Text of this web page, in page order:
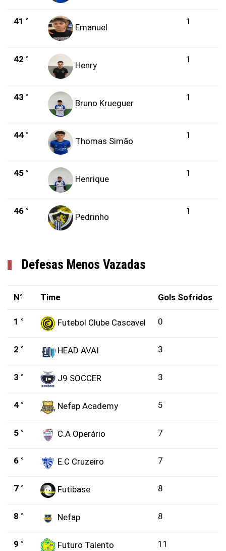
41 °
Emanuel
1
42 °
Henry
1
43 °
Bruno Krueguer
1
44 °
Thomas Simão
1
45 °
Henrique
1
46 °
Pedrinho
1
Defesas Menos Vazadas
N° Time Gols Sofridos
1 ° Futebol Clube Cascavel 0
2 ° HEAD AVAI 3
3 ° J9 SOCCER 3
4 ° Nefap Academy 5
5 ° C.A Operário 7
6 ° E.C Cruzeiro 7
7 ° Futibase 8
8 ° Nefap 8
9 ° Futuro Talento 11